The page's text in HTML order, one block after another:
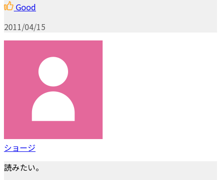
Good
2011/04/15
ショージ
読みたい。